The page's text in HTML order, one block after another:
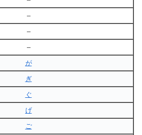
–
–
–
が
ぎ
ぐ
げ
ご